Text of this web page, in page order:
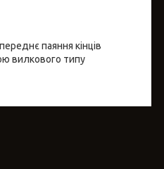
паяння кінців
вилкового типу